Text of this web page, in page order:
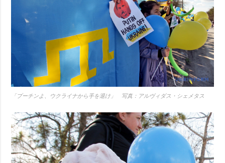
「プーチンよ、ウクライナから手を退け」 写真：アルヴィダス・シェメタス